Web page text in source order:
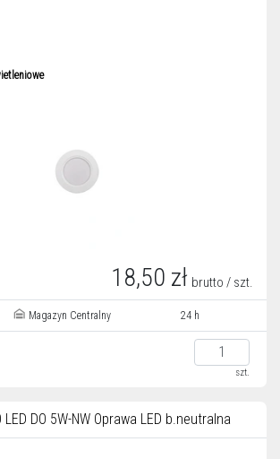
18,50 zł brutto / szt.
Magazyn Centralny 24 h
szt.
LED DO 5W-NW Oprawa LED b.neutralna